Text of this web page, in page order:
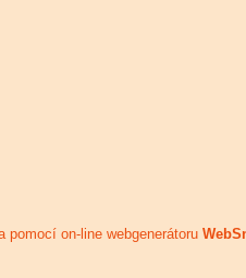
pomocí on-line webgenerátoru